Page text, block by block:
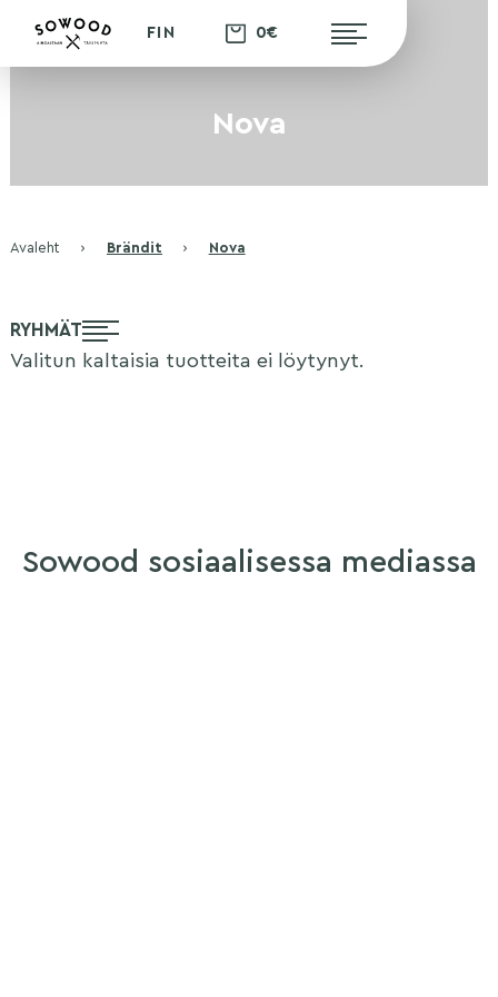
FIN 0€
Nova
Avaleht › Brändit › Nova
RYHMÄT
Valitun kaltaisia tuotteita ei löytynyt.
Sowood sosiaalisessa mediassa